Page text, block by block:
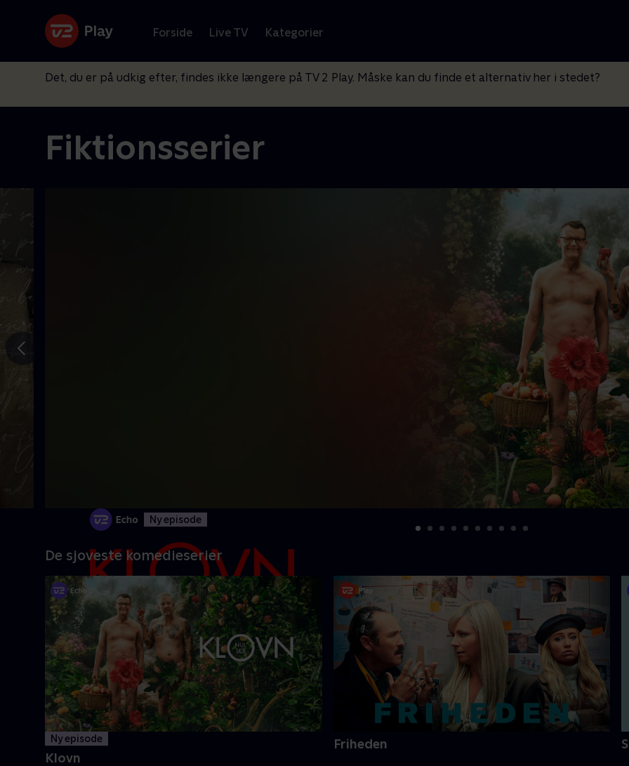
Forside Live TV Kategorier
Det, du er på udkig efter, findes ikke længere på TV 2 Play. Måske kan du finde et alternativ her i stedet?
Fiktionsserier
Ny episode
Danmarks pinligste makkerpar Frank
og Casper navigerer livet med
tvivlsom succes
Mere info
Gå til
De sjoveste komedieserier
Ny episode
Klovn
Friheden